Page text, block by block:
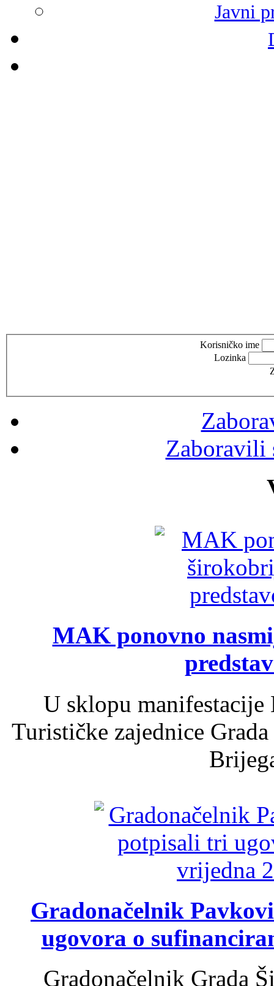
Javni
Korisničko ime
Lozinka
Zaboravili
MAK ponovno
U sklopu
Turističke zajednice
Gradonačelnik
ugovora o
Gradonačelnik Grada